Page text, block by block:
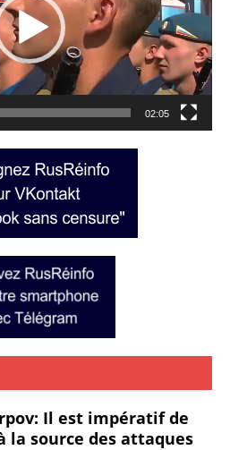
02:05
Il est impératif de
la source des attaques